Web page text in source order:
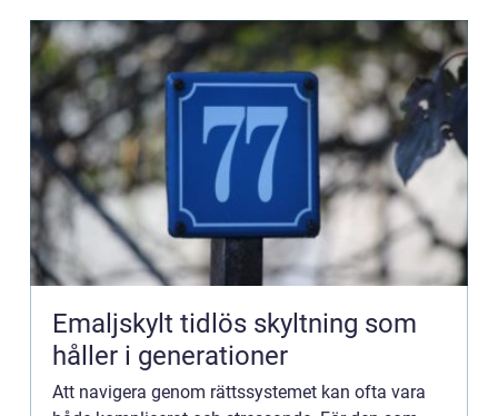
Emaljskylt tidlös skyltning som
håller i generationer
Att navigera genom rättssystemet kan ofta vara